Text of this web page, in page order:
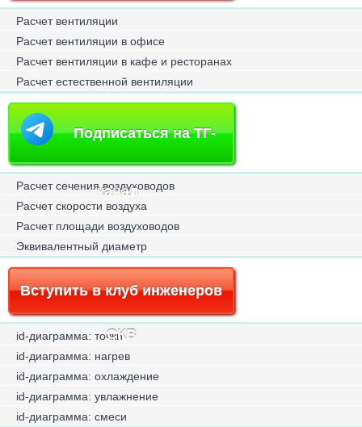
Расчет вентиляции
Расчет вентиляции в офисе
Расчет вентиляции в кафе и ресторанах
Расчет естественной вентиляции
Подписаться на ТГ-
канал
Расчет сечения воздуховодов
Расчет скорости воздуха
Расчет площади воздуховодов
Эквивалентный диаметр
Вступить в клуб инженеров
СКВ
id-диаграмма: точки
id-диаграмма: нагрев
id-диаграмма: охлаждение
id-диаграмма: увлажнение
id-диаграмма: смеси